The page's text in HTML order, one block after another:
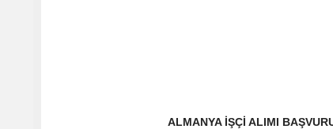
ALMANYA İŞÇİ ALIMI